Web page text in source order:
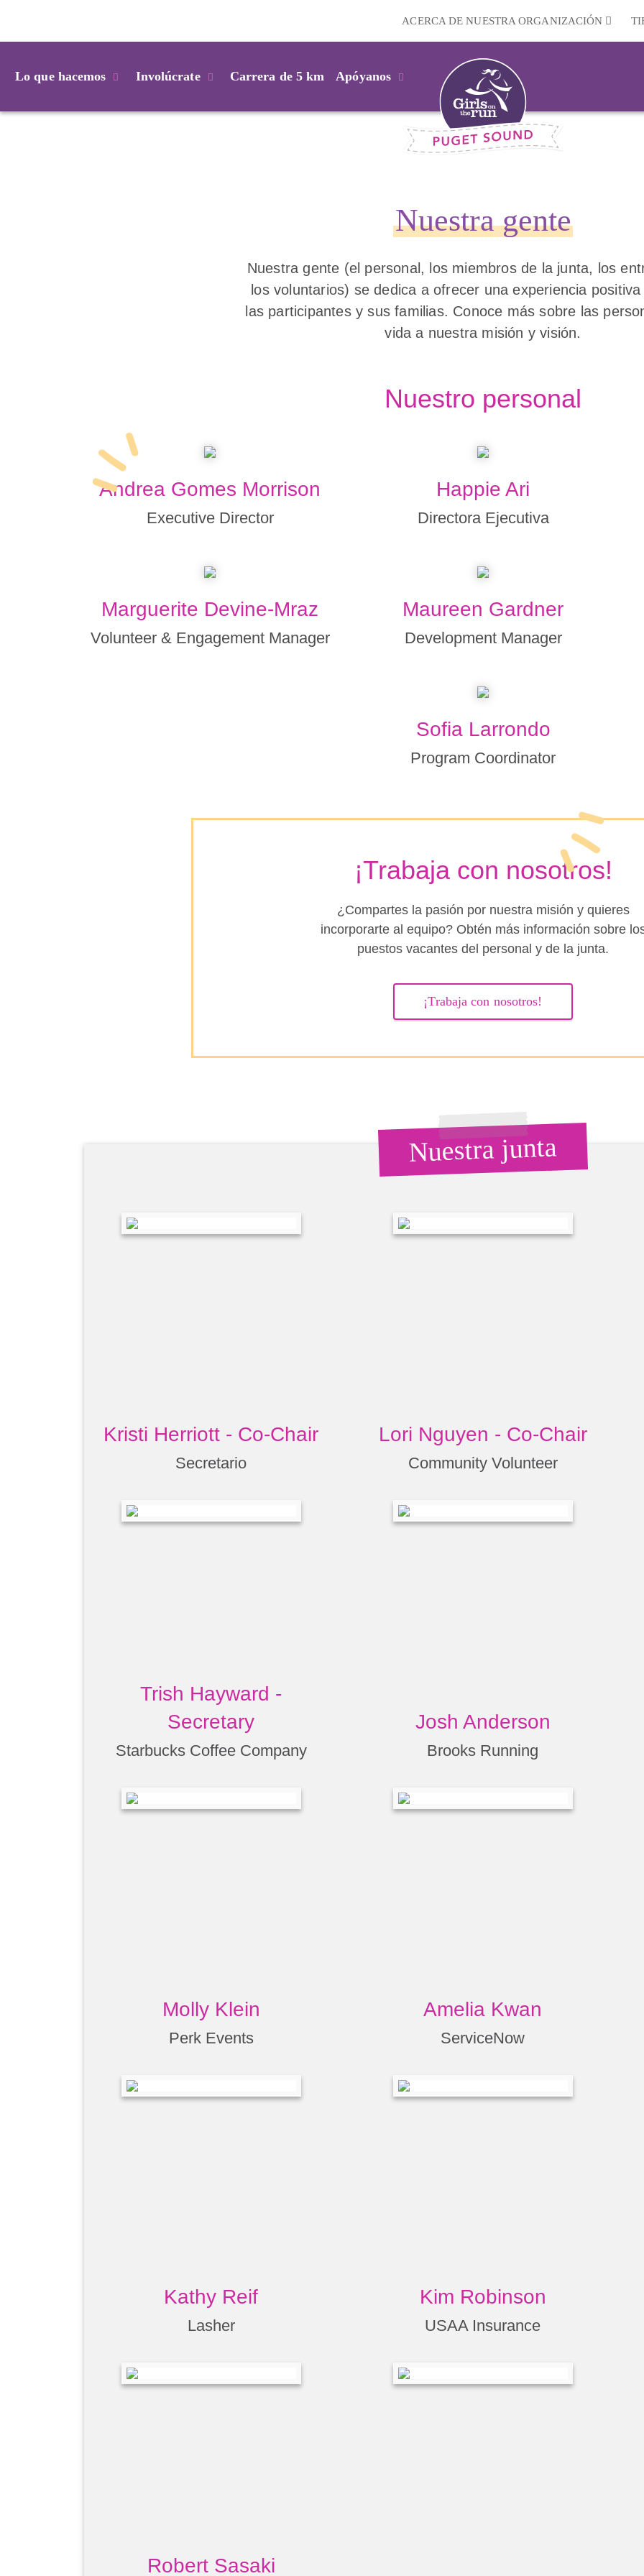
ACERCA DE NUESTRA ORGANIZACIÓN
Lo que hacemos Involúcrate Carrera de 5 km Apóyanos
Nuestra gente
Nuestra gente (el personal, los miembros de la junta, los
los voluntarios) se dedica a ofrecer una experiencia
las participantes y sus familias. Conoce más sobre las
vida a nuestra misión y visión.
Nuestro personal
Andrea Gomes Morrison
Executive Director
Happie Ari
Directora Ejecutiva
Marguerite Devine-Mraz
Volunteer & Engagement Manager
Maureen Gardner
Development Manager
Sofia Larrondo
Program Coordinator
¡Trabaja con nosotros!
¿Compartes la pasión por nuestra misión y quieres
incorporarte al equipo? Obtén más información sobre
puestos vacantes del personal y de la junta.
¡Trabaja con nosotros!
Nuestra junta
Kristi Herriott - Co-Chair
Secretario
Lori Nguyen - Co-Chair
Community Volunteer
Trish Hayward -
Secretary
Starbucks Coffee Company
Josh Anderson
Brooks Running
Molly Klein
Perk Events
Amelia Kwan
ServiceNow
Kathy Reif
Lasher
Kim Robinson
USAA Insurance
Robert Sasaki